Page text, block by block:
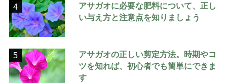
4
アサガオに必要な肥料について、正し
い与え方と注意点を知りましょう
5
アサガオの正しい剪定方法。時期やコ
ツを知れば、初心者でも簡単にできま
す